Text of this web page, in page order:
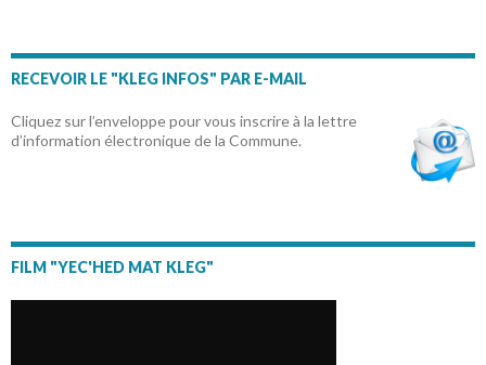
RECEVOIR LE "KLEG INFOS" PAR E-MAIL
Cliquez sur l’enveloppe pour vous inscrire à la lettre
d’information électronique de la Commune.
FILM "YEC'HED MAT KLEG"